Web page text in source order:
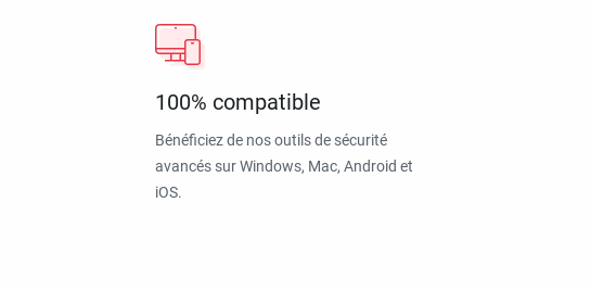
100% compatible
Bénéficiez de nos outils de sécurité
avancés sur Windows, Mac, Android et
iOS.